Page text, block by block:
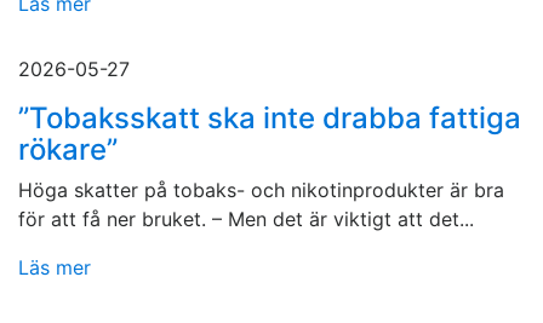
2026-05-27
”Tobaksskatt ska inte drabba fattiga
rökare”
Höga skatter på tobaks- och nikotinprodukter är bra
för att få ner bruket. – Men det är viktigt att det...
Läs mer